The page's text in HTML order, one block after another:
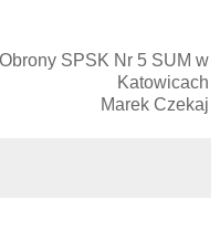
SPSK Nr 5 SUM w
Katowicach
Marek Czekaj